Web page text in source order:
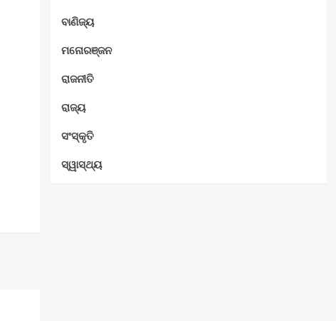
ବାଣିଜ୍ୟ
ମନୋରଞ୍ଜନ
ରାଜନୀତି
ରାଜ୍ୟ
ସଂସ୍କୃତି
ସ୍ୱାସ୍ଥ୍ୟ